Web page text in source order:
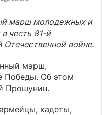
марш молодежных и
честь 81-й
войне.
марш,
Победы. Об этом
Прошунин.
кадеты,